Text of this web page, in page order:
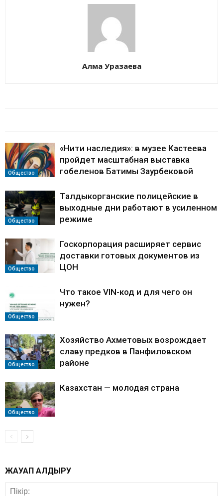
Алма Уразаева
Общество
«Нити наследия»: в музее Кастеева
пройдет масштабная выставка
гобеленов Батимы Заурбековой
Общество
Талдыкорганские полицейские в
выходные дни работают в усиленном
режиме
Общество
Госкорпорация расширяет сервис
доставки готовых документов из
ЦОН
Общество
Что такое VIN-код и для чего он
нужен?
Общество
Хозяйство Ахметовых возрождает
славу предков в Панфиловском
районе
Общество
Казахстан — молодая страна
ЖАУАП ҚАЛДЫРУ